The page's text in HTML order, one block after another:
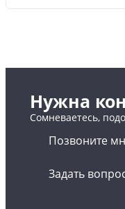
Нужна
Сомневаетесь,
Позвоните
Задать